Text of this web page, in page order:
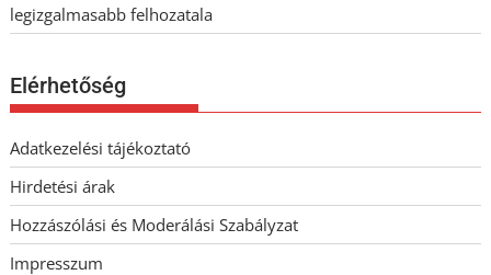
legizgalmasabb felhozatala
Elérhetőség
Adatkezelési tájékoztató
Hirdetési árak
Hozzászólási és Moderálási Szabályzat
Impresszum